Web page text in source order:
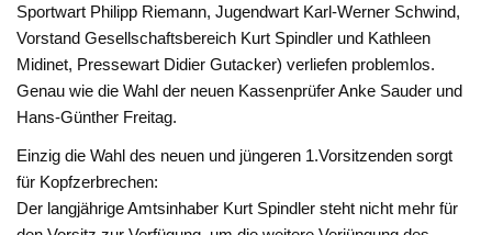
Sportwart Philipp Riemann, Jugendwart Karl-Werner Schwind,
Vorstand Gesellschaftsbereich Kurt Spindler und Kathleen
Midinet, Pressewart Didier Gutacker) verliefen problemlos.
Genau wie die Wahl der neuen Kassenprüfer Anke Sauder und
Hans-Günther Freitag.
Einzig die Wahl des neuen und jüngeren 1.Vorsitzenden sorgt
für Kopfzerbrechen:
Der langjährige Amtsinhaber Kurt Spindler steht nicht mehr für